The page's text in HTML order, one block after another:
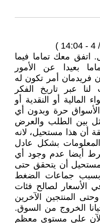
‏اتفق معك تماما فيما
بعيدا عن الأمور
فريدمان أمر تكون له
عبر تاريخ الفكر
المالية أو النقدية أو
حرة وبدون أي
بين الطلب والعرض
أن هذا مستحيل، لانه
بشكل عادل
أيضا عدم وجود أي
أن يتحقق حتى
جماعات الضغط
الأسعار لصالح فئات
المنتجين الآخرين
الخروج من السوق.
على مستوى معظم